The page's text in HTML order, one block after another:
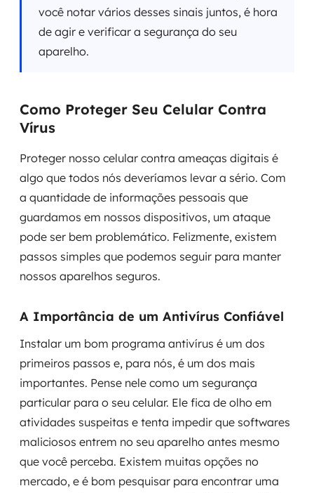
você notar vários desses sinais juntos, é hora
de agir e verificar a segurança do seu
aparelho.
Como Proteger Seu Celular Contra
Vírus
Proteger nosso celular contra ameaças digitais é
algo que todos nós deveríamos levar a sério. Com
a quantidade de informações pessoais que
guardamos em nossos dispositivos, um ataque
pode ser bem problemático. Felizmente, existem
passos simples que podemos seguir para manter
nossos aparelhos seguros.
A Importância de um Antivírus Confiável
Instalar um bom programa antivírus é um dos
primeiros passos e, para nós, é um dos mais
importantes. Pense nele como um segurança
particular para o seu celular. Ele fica de olho em
atividades suspeitas e tenta impedir que softwares
maliciosos entrem no seu aparelho antes mesmo
que você perceba. Existem muitas opções no
mercado, e é bom pesquisar para encontrar uma